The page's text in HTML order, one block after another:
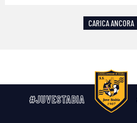
CARICA ANCORA
#JUVESTABIA